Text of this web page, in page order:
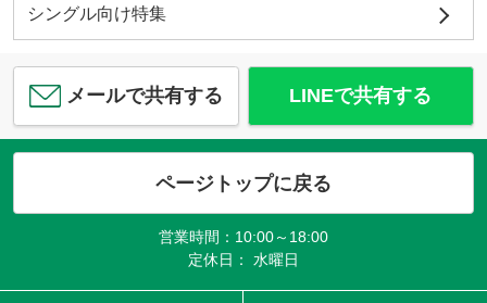
シングル向け特集
メールで共有する LINEで共有する
ページトップに戻る
営業時間：10:00～18:00
定休日： 水曜日